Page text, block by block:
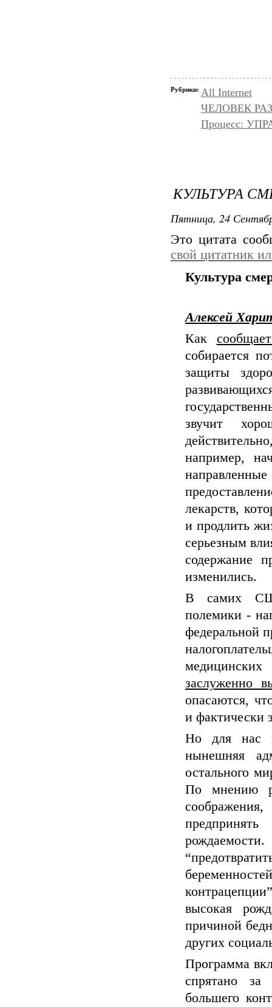
Рубрики: All Internet
ЧЕЛОВЕК
Процесс:
КУЛЬТУРА
Пятница, 24
Это цитата
свой цитатник
Культура
Алексей
Как
собирается
защиты
звучит
например,
лекарств,
и продлить
серьезным
содержание
изменились.
В самих
полемики -
федеральной
заслуженно
опасаются,
и фактически
Но для нас
нынешняя
остального
По мнению
высокая
причиной
других
Программа
спрятано за
большего